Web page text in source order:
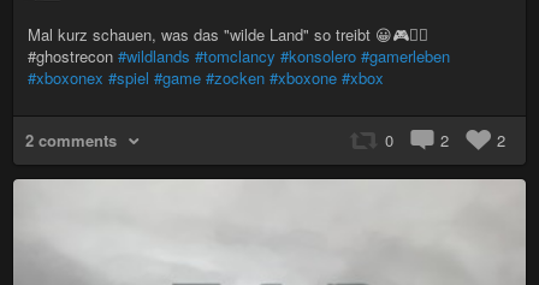
Mal kurz schauen, was das "wilde Land" so treibt 😀🎮👍🏻
#ghostrecon #wildlands #tomclancy #konsolero #gamerleben
#xboxonex #spiel #game #zocken #xboxone #xbox
2 comments 0 2 2